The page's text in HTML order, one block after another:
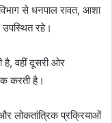
विभाग से धनपाल रावत, आशा
उपस्थित रहे।
है, वहीं दूसरी ओर
करती है।
लोकतांत्रिक प्रक्रियाओं